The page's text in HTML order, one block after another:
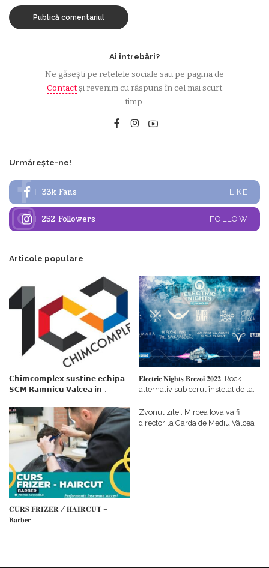
Ai întrebări?
Ne găsești pe rețelele sociale sau pe pagina de
Contactși revenim cu răspuns în cel mai scurt
timp.
Urmărește-ne!
33k Fans LIKE
252 Followers FOLLOW
Articole populare
𝗖𝗵𝗶𝗺𝗰𝗼𝗺𝗽𝗹𝗲𝘅 𝘀𝘂𝘀𝘁𝗶𝗻𝗲 𝗲𝗰𝗵𝗶𝗽𝗮
𝗦𝗖𝗠 𝗥𝗮𝗺𝗻𝗶𝗰𝘂 𝗩𝗮𝗹𝗰𝗲𝗮 𝗶𝗻
𝗳𝗶𝗻𝗮𝗻𝘁𝗮𝘁𝗼𝗿
𝐄𝐥𝐞𝐜𝐭𝐫𝐢𝐜 𝐍𝐢𝐠𝐡𝐭𝐬 𝐁𝐫𝐞𝐳𝐨𝐢 𝟐𝟎𝟐𝟐. Rock
alternativ sub cerul înstelat de la
𝐂𝐔𝐑𝐒 𝐅𝐑𝐈𝐙𝐄𝐑 / 𝐇𝐀𝐈𝐑𝐂𝐔𝐓 –
𝐁𝐚𝐫𝐛𝐞𝐫
Zvonul zilei: Mircea Iova va fi
director la Garda de Mediu Vâlcea